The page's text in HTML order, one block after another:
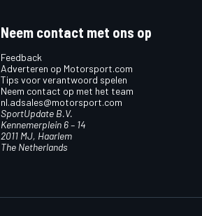
Neem contact met ons op
Feedback
Adverteren op Motorsport.com
Tips voor verantwoord spelen
Neem contact op met het team
nl.adsales@motorsport.com
SportUpdate B.V.
Kennemerplein 6 – 14
2011 MJ, Haarlem
The Netherlands